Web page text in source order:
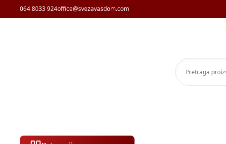
064 8033 924office@svezavasdom.com